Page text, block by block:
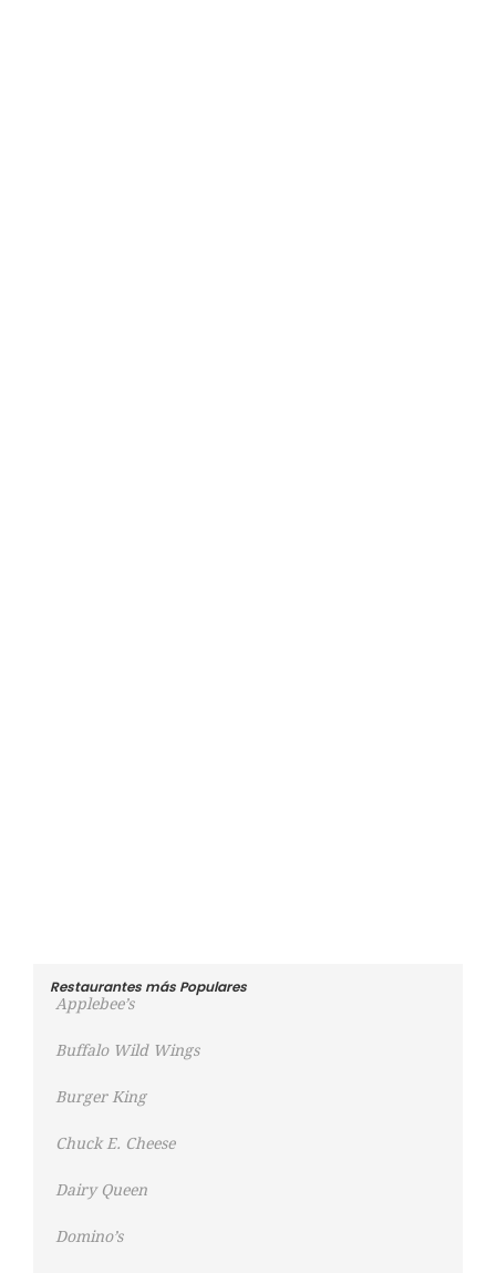
Restaurantes más Populares
Applebee’s
Buffalo Wild Wings
Burger King
Chuck E. Cheese
Dairy Queen
Domino’s